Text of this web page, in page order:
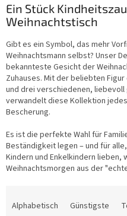
Ein Stück
Weihnachtstisch
Gibt es ein Symbol, das mehr
Weihnachtsmann selbst? Unser
bekannteste Gesicht der
Zuhauses. Mit der beliebten
und drei verschiedenen,
verwandelt diese Kollektion
Bescherung.
Es ist die perfekte Wahl für
Beständigkeit legen – und für
Kindern und Enkelkindern lieben,
Weihnachtsmorgen aus der
Alphabetisch Günstigste